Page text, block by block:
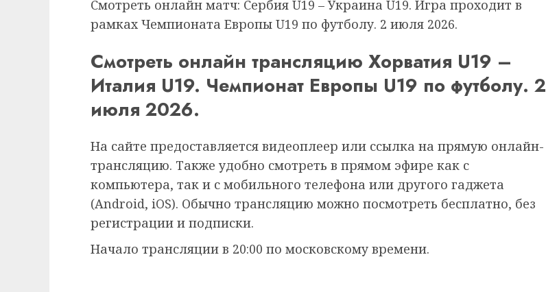
Смотреть онлайн матч: Сербия U19 – Украина U19. Игра проходит в
рамках Чемпионата Европы U19 по футболу. 2 июля 2026.
Смотреть онлайн трансляцию Хорватия U19 –
Италия U19. Чемпионат Европы U19 по футболу. 2
июля 2026.
На сайте предоставляется видеоплеер или ссылка на прямую онлайн-
трансляцию. Также удобно смотреть в прямом эфире как с
компьютера, так и с мобильного телефона или другого гаджета
(Android, iOS). Обычно трансляцию можно посмотреть бесплатно, без
регистрации и подписки.
Начало трансляции в 20:00 по московскому времени.